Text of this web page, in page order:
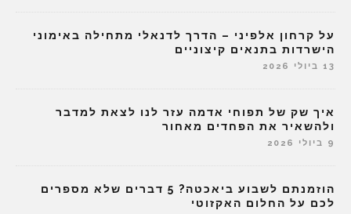
על קרחון אלפיני – הדרך לדנאלי מתחילה באימוני
הישרדות בתנאים קיצוניים
13 ביולי 2026
איך שק של תפוחי אדמה עזר לנו לצאת למדבר
ולהשאיר את הפחדים מאחור
9 ביולי 2026
הוזמנתם לשבוע ביאכטה? 5 דברים שלא מספרים
לכם על החלום האקזוטי